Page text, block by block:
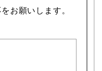
お願いします。